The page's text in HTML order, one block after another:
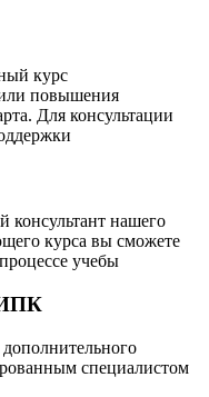
курс
повышения
Для консультации
консультант нашего
курса вы сможете
учебы
специалистом